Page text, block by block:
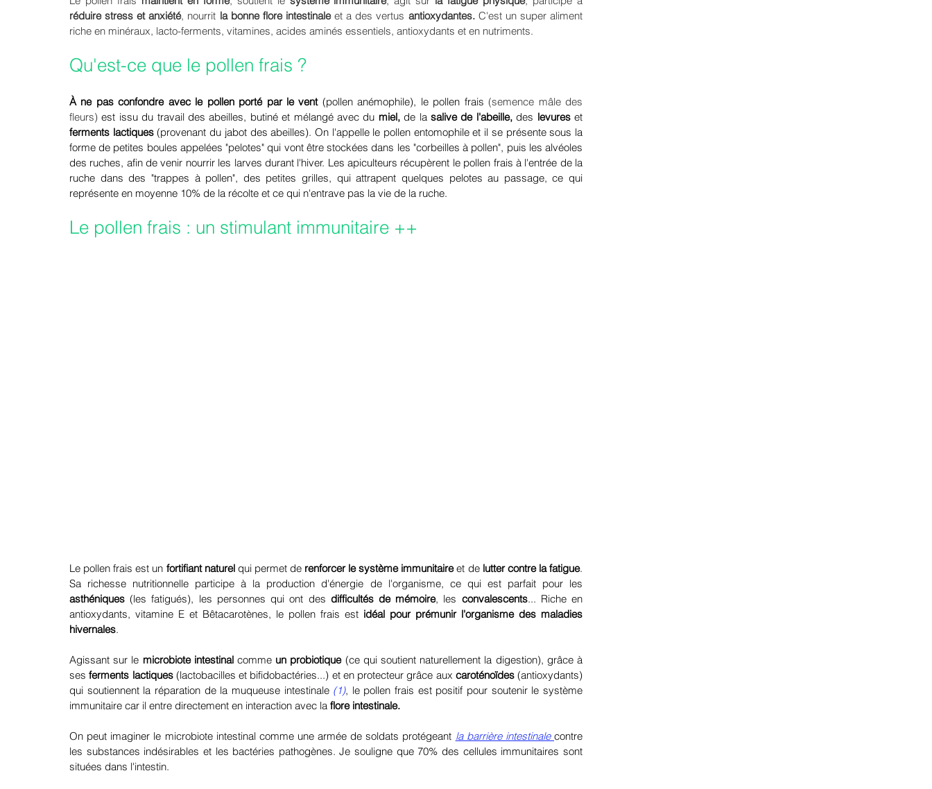
réduire stress et anxiété, nourrit la bonne flore intestinale et a des vertus antioxydantes. C'est un super aliment
riche en minéraux, lacto-ferments, vitamines, acides aminés essentiels, antioxydants et en nutriments.
Qu'est-ce que le pollen frais ?
À ne pas confondre avec le pollen porté par le vent (pollen anémophile), le pollen frais (semence mâle des
fleurs) est issu du travail des abeilles, butiné et mélangé avec du miel, de la salive de l'abeille, des levures
ferments lactiques (provenant du jabot des abeilles). On l'appelle le pollen entomophile et il se présente sous la
forme de petites boules appelées "pelotes" qui vont être stockées dans les "corbeilles à pollen", puis les alvéoles
des ruches, afin de venir nourrir les larves durant l'hiver. Les apiculteurs récupèrent le pollen frais à l'entrée de la
ruche dans des "trappes à pollen", des petites grilles, qui attrapent quelques pelotes au passage, ce qui
représente en moyenne 10% de la récolte et ce qui n'entrave pas la vie de la ruche.
Le pollen frais : un stimulant immunitaire ++
Le pollen frais est un fortifiant naturel qui permet de renforcer le système immunitaire et de lutter contre la fatigue.
asthéniques (les fatigués), les personnes qui ont des difficultés de mémoire, les convalescents... Riche en
antioxydants, vitamine E et Bêtacarotènes, le pollen frais est idéal pour prémunir l'organisme des maladies
hivernales.
Agissant sur le microbiote intestinal comme un probiotique (ce qui soutient naturellement la digestion), grâce à
ses ferments lactiques (lactobacilles et bifidobactéries...) et en protecteur grâce aux caroténoïdes (antioxydants)
qui soutiennent la réparation de la muqueuse intestinale (1), le pollen frais est positif pour soutenir le système
immunitaire car il entre directement en interaction avec la flore intestinale.
On peut imaginer le microbiote intestinal comme une armée de soldats protégeant la barrière intestinale contre
les substances indésirables et les bactéries pathogènes. Je souligne que 70% des cellules immunitaires sont
situées dans l'intestin.